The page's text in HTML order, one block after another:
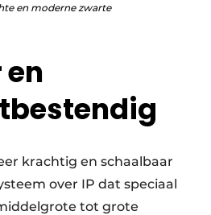
en moderne zwarte
krachtig en schaalbaar
over IP dat speciaal
tot grote